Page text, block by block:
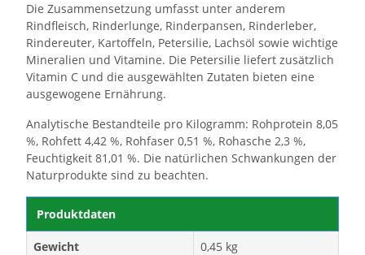
Die Zusammensetzung umfasst unter anderem
Rindfleisch, Rinderlunge, Rinderpansen, Rinderleber,
Rindereuter, Kartoffeln, Petersilie, Lachsöl sowie wichtige
Mineralien und Vitamine. Die Petersilie liefert zusätzlich
Vitamin C und die ausgewählten Zutaten bieten eine
ausgewogene Ernährung.
Analytische Bestandteile pro Kilogramm: Rohprotein 8,05
%, Rohfett 4,42 %, Rohfaser 0,51 %, Rohasche 2,3 %,
Feuchtigkeit 81,01 %. Die natürlichen Schwankungen der
Naturprodukte sind zu beachten.
Produktdaten
Gewicht
0,45 kg